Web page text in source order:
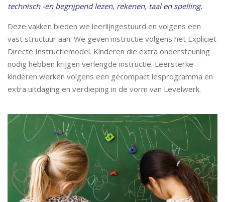
technisch -en begrijpend lezen, rekenen, taal en spelling.
Deze vakken bieden we leerlijngestuurd en volgens een
vast structuur aan. We geven instructie volgens het Expliciet
Directe Instructiemodel. Kinderen die extra ondersteuning
nodig hebben krijgen verlengde instructie. Leersterke
kinderen werken volgens een gecompact lesprogramma en
extra uitdaging en verdieping in de vorm van Levelwerk.